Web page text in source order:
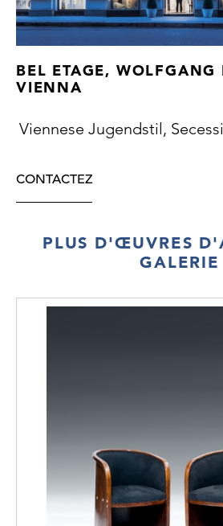
Provenance:
James P. Infante, private
Newly added cat. no. H21/91
BEL ETAGE, WOLFGANG
VIENNA
Viennese Jugendstil,
CONTACTEZ
PLUS D'ŒUVRES
GALERIE